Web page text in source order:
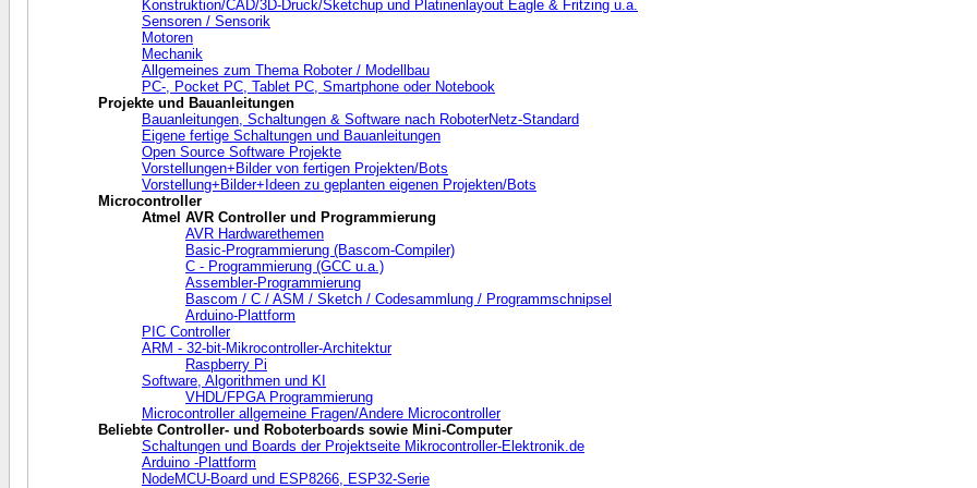
Konstruktion/CAD/3D-Druck/Sketchup und Platinenlayout Eagle & Fritzing u.a.
Sensoren / Sensorik
Motoren
Mechanik
Allgemeines zum Thema Roboter / Modellbau
PC-, Pocket PC, Tablet PC, Smartphone oder Notebook
Projekte und Bauanleitungen
Bauanleitungen, Schaltungen & Software nach RoboterNetz-Standard
Eigene fertige Schaltungen und Bauanleitungen
Open Source Software Projekte
Vorstellungen+Bilder von fertigen Projekten/Bots
Vorstellung+Bilder+Ideen zu geplanten eigenen Projekten/Bots
Microcontroller
Atmel AVR Controller und Programmierung
AVR Hardwarethemen
Basic-Programmierung (Bascom-Compiler)
C - Programmierung (GCC u.a.)
Assembler-Programmierung
Bascom / C / ASM / Sketch / Codesammlung / Programmschnipsel
Arduino-Plattform
PIC Controller
ARM - 32-bit-Mikrocontroller-Architektur
Raspberry Pi
Software, Algorithmen und KI
VHDL/FPGA Programmierung
Microcontroller allgemeine Fragen/Andere Microcontroller
Beliebte Controller- und Roboterboards sowie Mini-Computer
Schaltungen und Boards der Projektseite Mikrocontroller-Elektronik.de
Arduino -Plattform
NodeMCU-Board und ESP8266, ESP32-Serie